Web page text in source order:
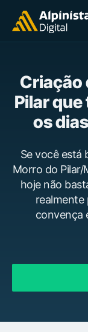
Criação
Pilar
os
Se você está
Morro do Pilar/
hoje não
realmente
convença